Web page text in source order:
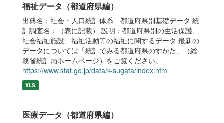
福祉データ（都道府県編）
出典名：社会・人口統計体系 都道府県別基礎データ 統
計調査名：（表に記載） 説明：都道府県別の生活保護、
社会福祉施設、福祉活動等の福祉に関するデータ 最新の
データについては「統計でみる都道府県のすがた」（総
務省統計局ホームページ）をご覧ください。
https://www.stat.go.jp/data/k-sugata/index.htm
XLS
医療データ（都道府県編）